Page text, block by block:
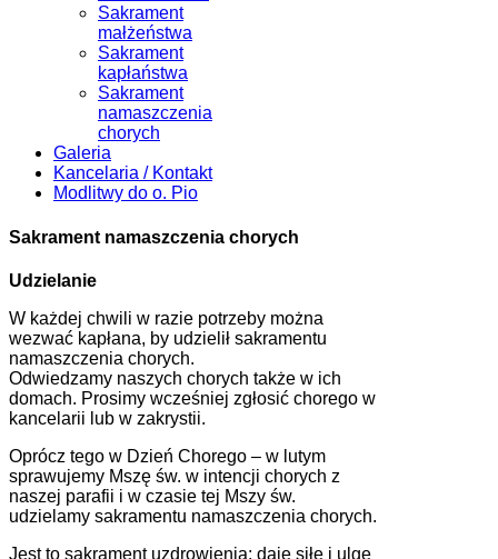
Sakrament
małżeństwa
Sakrament
kapłaństwa
Sakrament
namaszczenia
chorych
Galeria
Kancelaria / Kontakt
Modlitwy do o. Pio
Sakrament namaszczenia chorych
Udzielanie
W każdej chwili w razie potrzeby można
wezwać kapłana, by udzielił sakramentu
namaszczenia chorych.
Odwiedzamy naszych chorych także w ich
domach. Prosimy wcześniej zgłosić chorego w
kancelarii lub w zakrystii.
Oprócz tego w Dzień Chorego – w lutym
sprawujemy Mszę św. w intencji chorych z
naszej parafii i w czasie tej Mszy św.
udzielamy sakramentu namaszczenia chorych.
Jest to sakrament uzdrowienia; daje siłę i ulgę